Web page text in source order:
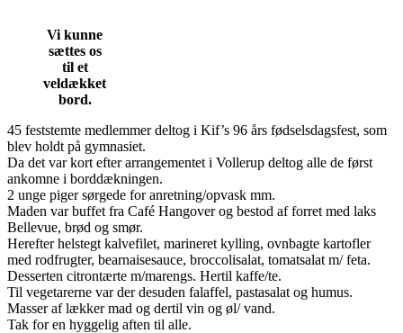
Vi kunne
sættes os
til et
veldækket
bord.
45 feststemte medlemmer deltog i Kif’s 96 års fødselsdagsfest, som
blev holdt på gymnasiet.
Da det var kort efter arrangementet i Vollerup deltog alle de først
ankomne i borddækningen.
2 unge piger sørgede for anretning/opvask mm.
Maden var buffet fra Café Hangover og bestod af forret med laks
Bellevue, brød og smør.
Herefter helstegt kalvefilet, marineret kylling, ovnbagte kartofler
med rodfrugter, bearnaisesauce, broccolisalat, tomatsalat m/ feta.
Desserten citrontærte m/marengs. Hertil kaffe/te.
Til vegetarerne var der desuden falaffel, pastasalat og humus.
Masser af lækker mad og dertil vin og øl/ vand.
Tak for en hyggelig aften til alle.